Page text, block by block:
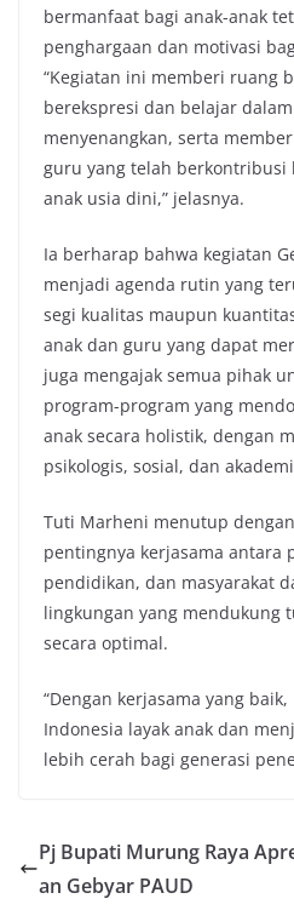
bermanfaat bagi anak-anak
penghargaan dan motivasi
“Kegiatan ini memberi ruang
berekspresi dan belajar
menyenangkan, serta
guru yang telah berkontribusi
anak usia dini,” jelasnya.
Ia berharap bahwa kegiatan
menjadi agenda rutin yang
segi kualitas maupun
anak dan guru yang dapat
juga mengajak semua pihak
program-program yang
anak secara holistik, dengan
psikologis, sosial, dan
Tuti Marheni menutup
pentingnya kerjasama antara
pendidikan, dan masyarakat
lingkungan yang mendukung
secara optimal.
“Dengan kerjasama yang
Indonesia layak anak dan
lebih cerah bagi generasi
Pj Bupati Murung Raya
an Gebyar PAUD